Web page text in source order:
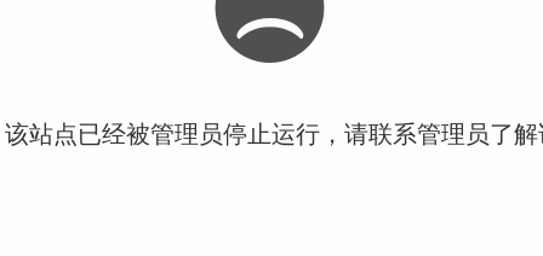
站点已经被管理员停止运行，请联系管理员了